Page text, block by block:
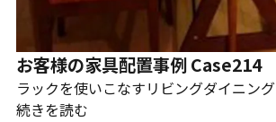
お客様の家具配置事例 Case214
ラックを使いこなすリビングダイニング
続きを読む